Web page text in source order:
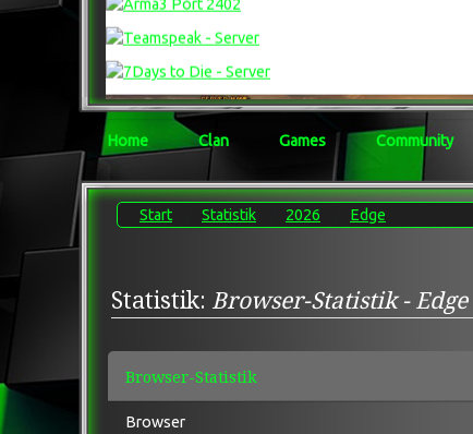
Home Clan Games Community
Start Statistik 2026 Edge
Statistik: Browser-Statistik - Edge
Browser-Statistik
Browser